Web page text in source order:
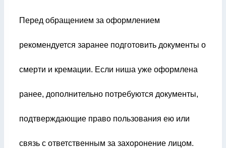
Перед обращением за оформлением
рекомендуется заранее подготовить документы о
смерти и кремации. Если ниша уже оформлена
ранее, дополнительно потребуются документы,
подтверждающие право пользования ею или
связь с ответственным за захоронение лицом.